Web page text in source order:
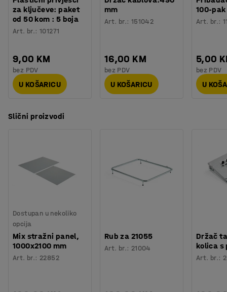
za ključeve: paket
od 50 kom : 5 boja
Art. br.:101271
9,00 KM
bez PDV
U KOŠARICU
mm
Art. br.: 151042
16,00 KM
bez PDV
U KOŠARICU
100-pak
Art. br.:
5,00
bez PDV
U
Slični proizvodi
Dostupan u nekoliko
opcija
Mix stražni panel,
1000x2100 mm
Art. br.: 22852
Rub za 21055
Art. br.: 21004
Držač
kolica s
Art. br.: